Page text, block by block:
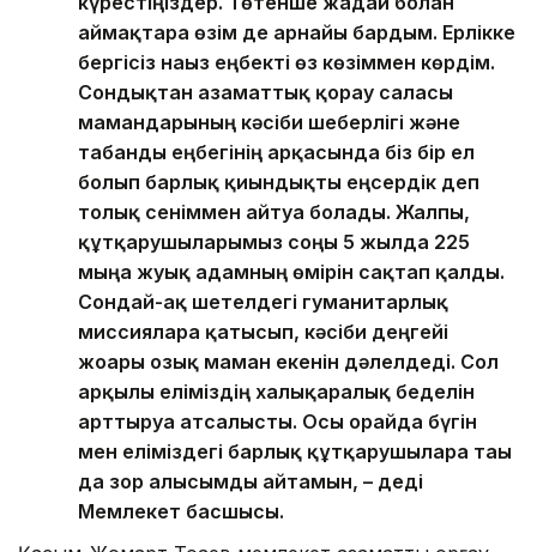
аймақтарға өзім де арнайы бардым. Ерлікке
бергісіз нағыз еңбекті өз көзіммен көрдім.
Сондықтан азаматтық қорғау саласы
мамандарының кәсіби шеберлігі және
табанды еңбегінің арқасында біз бір ел
болып барлық қиындықты еңсердік деп
толық сеніммен айтуға болады. Жалпы,
құтқарушыларымыз соңғы 5 жылда 225
мыңға жуық адамның өмірін сақтап қалды.
Сондай-ақ шетелдегі гуманитарлық
миссияларға қатысып, кәсіби деңгейі
жоғары озық маман екенін дәлелдеді. Сол
арқылы еліміздің халықаралық беделін
арттыруға атсалысты. Осы орайда бүгін
мен еліміздегі барлық құтқарушыларға тағы
да зор алғысымды айтамын, – деді
Мемлекет басшысы.